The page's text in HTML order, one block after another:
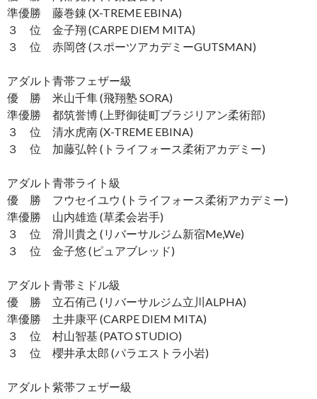
準優勝 藤巻錬 (X-TREME EBINA)
３ 位 金子翔 (CARPE DIEM MITA)
３ 位 赤岡啓 (スポーツアカデミーGUTSMAN)
アダルト青帯フェザー級
優 勝 米山千隼 (飛翔塾 SORA)
準優勝 都筑誉博 (上野御徒町ブラジリアン柔術部)
３ 位 清水虎南 (X-TREME EBINA)
３ 位 加藤弘幹 (トライフォース柔術アカデミー)
アダルト青帯ライト級
優 勝 フウセイユウ (トライフォース柔術アカデミー)
準優勝 山内雄造 (草柔会岩手)
３ 位 滑川貴之 (リバーサルジム新宿Me,We)
３ 位 金子悠 (ピュアブレッド)
アダルト青帯ミドル級
優 勝 立石侑己 (リバーサルジム立川ALPHA)
準優勝 土井康平 (CARPE DIEM MITA)
３ 位 村山智基 (PATO STUDIO)
３ 位 櫻井承太郎 (パラエストラ小岩)
アダルト紫帯フェザー級